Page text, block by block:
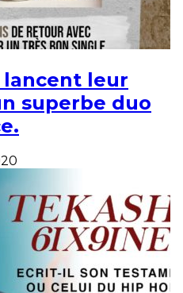
lancent leur
superbe duo